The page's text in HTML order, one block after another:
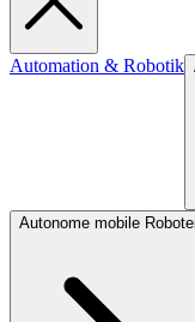
Automation & Robotik
Autonome mobile